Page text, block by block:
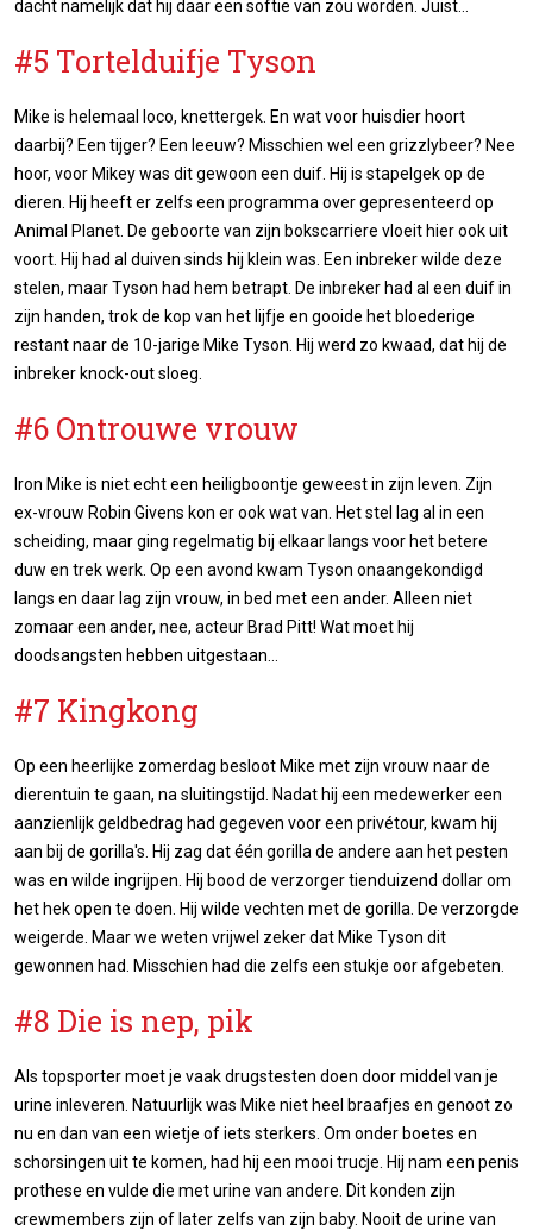
dacht namelijk dat hij daar een softie van zou worden. Juist...
#5 Tortelduifje Tyson
Mike is helemaal loco, knettergek. En wat voor huisdier hoort
daarbij? Een tijger? Een leeuw? Misschien wel een grizzlybeer? Nee
hoor, voor Mikey was dit gewoon een duif. Hij is stapelgek op de
dieren. Hij heeft er zelfs een programma over gepresenteerd op
Animal Planet. De geboorte van zijn bokscarriere vloeit hier ook uit
voort. Hij had al duiven sinds hij klein was. Een inbreker wilde deze
stelen, maar Tyson had hem betrapt. De inbreker had al een duif in
zijn handen, trok de kop van het lijfje en gooide het bloederige
restant naar de 10-jarige Mike Tyson. Hij werd zo kwaad, dat hij de
inbreker knock-out sloeg.
#6 Ontrouwe vrouw
Iron Mike is niet echt een heiligboontje geweest in zijn leven. Zijn
ex-vrouw Robin Givens kon er ook wat van. Het stel lag al in een
scheiding, maar ging regelmatig bij elkaar langs voor het betere
duw en trek werk. Op een avond kwam Tyson onaangekondigd
langs en daar lag zijn vrouw, in bed met een ander. Alleen niet
zomaar een ander, nee, acteur Brad Pitt! Wat moet hij
doodsangsten hebben uitgestaan...
#7 Kingkong
Op een heerlijke zomerdag besloot Mike met zijn vrouw naar de
dierentuin te gaan, na sluitingstijd. Nadat hij een medewerker een
aanzienlijk geldbedrag had gegeven voor een privétour, kwam hij
aan bij de gorilla's. Hij zag dat één gorilla de andere aan het pesten
was en wilde ingrijpen. Hij bood de verzorger tienduizend dollar om
het hek open te doen. Hij wilde vechten met de gorilla. De verzorgde
weigerde. Maar we weten vrijwel zeker dat Mike Tyson dit
gewonnen had. Misschien had die zelfs een stukje oor afgebeten.
#8 Die is nep, pik
Als topsporter moet je vaak drugstesten doen door middel van je
urine inleveren. Natuurlijk was Mike niet heel braafjes en genoot zo
nu en dan van een wietje of iets sterkers. Om onder boetes en
schorsingen uit te komen, had hij een mooi trucje. Hij nam een penis
prothese en vulde die met urine van andere. Dit konden zijn
crewmembers zijn of later zelfs van zijn baby. Nooit de urine van